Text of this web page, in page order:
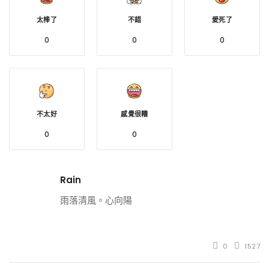
太棒了
0
不錯
0
愛死了
0
不太好
0
感覺很糟
0
Rain
雨落清風。心向陽
0 1527